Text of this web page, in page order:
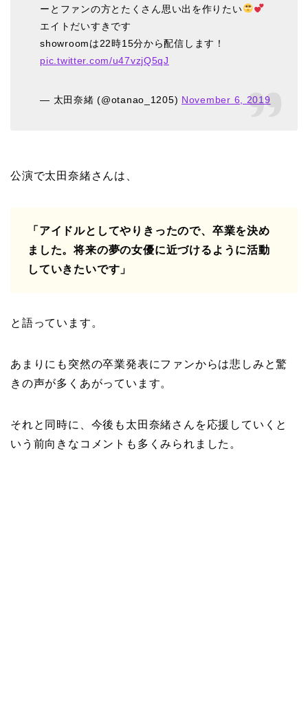
ーとファンの方とたくさん思い出を作りたい
エイトだいすきです
showroomは22時15分から配信します！
pic.twitter.com/u47vzjQ5qJ
— 太田奈緒 (@otanao_1205) November 6, 2019
公演で太田奈緒さんは、
「アイドルとしてやりきったので、卒業を決め
ました。将来の夢の女優に近づけるように活動
していきたいです」
と語っています。
あまりにも突然の卒業発表にファンからは悲しみと驚
きの声が多くあがっています。
それと同時に、今後も太田奈緒さんを応援していくと
いう前向きなコメントも多くみられました。